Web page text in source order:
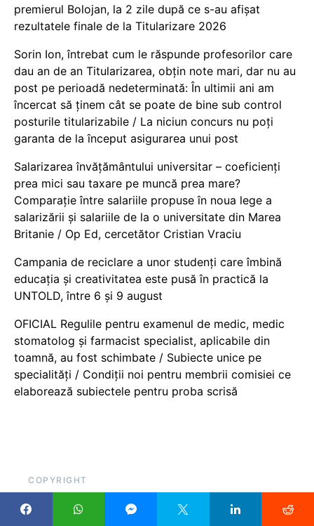
premierul Bolojan, la 2 zile după ce s-au afișat
rezultatele finale de la Titularizare 2026
Sorin Ion, întrebat cum le răspunde profesorilor care
dau an de an Titularizarea, obțin note mari, dar nu au
post pe perioadă nedeterminată: În ultimii ani am
încercat să ținem cât se poate de bine sub control
posturile titularizabile / La niciun concurs nu poți
garanta de la început asigurarea unui post
Salarizarea învățământului universitar – coeficienți
prea mici sau taxare pe muncă prea mare?
Comparație între salariile propuse în noua lege a
salarizării și salariile de la o universitate din Marea
Britanie / Op Ed, cercetător Cristian Vraciu
Campania de reciclare a unor studenți care îmbină
educația și creativitatea este pusă în practică la
UNTOLD, între 6 și 9 august
OFICIAL Regulile pentru examenul de medic, medic
stomatolog și farmacist specialist, aplicabile din
toamnă, au fost schimbate / Subiecte unice pe
specialități / Condiții noi pentru membrii comisiei ce
elaborează subiectele pentru proba scrisă
COPYRIGHT
Pentru că scrieți despre educație, sau cu atât mai mult